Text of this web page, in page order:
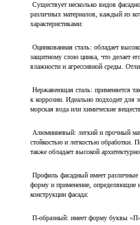
Существует несколько видов
различных материалов, каждый из
характеристиками:
Оцинкованная сталь: обладает
защитному слою цинка, что делает
влажности и агрессивной среды.
Нержавеющая сталь: применяется
к коррозии. Идеально подходит для
морская вода или химические
Алюминиевый: легкий и прочный
стойкостью и легкостью обработки.
также обладает высокой
Профиль фасадный имеет
форму и применение, определяющие
конструкции фасада:
П-образный: имеет форму буквы